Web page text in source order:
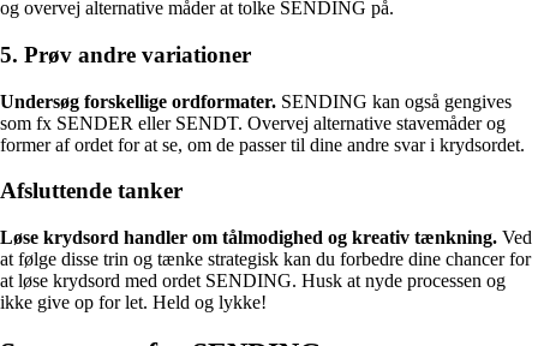
og overvej alternative måder at tolke SENDING på.
5. Prøv andre variationer
Undersøg forskellige ordformater. SENDING kan også gengives
som fx SENDER eller SENDT. Overvej alternative stavemåder og
former af ordet for at se, om de passer til dine andre svar i krydsordet.
Afsluttende tanker
Løse krydsord handler om tålmodighed og kreativ tænkning. Ved
at følge disse trin og tænke strategisk kan du forbedre dine chancer for
at løse krydsord med ordet SENDING. Husk at nyde processen og
ikke give op for let. Held og lykke!